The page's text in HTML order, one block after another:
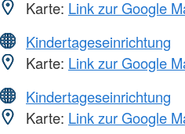
Karte: Link zur Google
Kindertageseinrichtung
Karte: Link zur Google
Kindertageseinrichtung
Karte: Link zur Google